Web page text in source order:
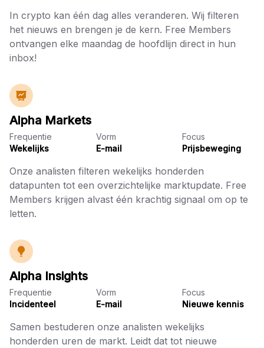
In crypto kan één dag alles veranderen. Wij filteren
het nieuws en brengen je de kern. Free Members
ontvangen elke maandag de hoofdlijn direct in hun
inbox!
Alpha Markets
Frequentie
Wekelijks
Vorm
E-mail
Focus
Prijsbeweging
Onze analisten filteren wekelijks honderden
datapunten tot een overzichtelijke marktupdate. Free
Members krijgen alvast één krachtig signaal om op te
letten.
Alpha Insights
Frequentie
Incidenteel
Vorm
E-mail
Focus
Nieuwe kennis
Samen bestuderen onze analisten wekelijks
honderden uren de markt. Leidt dat tot nieuwe